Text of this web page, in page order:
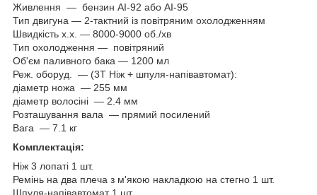
Живлення — бензин АІ-92 або АІ-95
Тип двигуна — 2-тактний із повітряним охолодженням
Швидкість х.х. — 8000-9000 об./хв
Тип охолодження — повітряний
Об'єм паливного бака — 1200 мл
Реж. оборуд. — (3Т Ніж + шпуля-напівавтомат):
діаметр ножа — 255 мм
діаметр волосіні — 2.4 мм
Розташування вала — прямий посилений
Вага — 7.1 кг
Комплектація:
Ніж 3 лопаті 1 шт.
Ремінь на два плеча з м'якою накладкою на стегно 1 шт.
Шпуля-напівавтомат 1 шт.